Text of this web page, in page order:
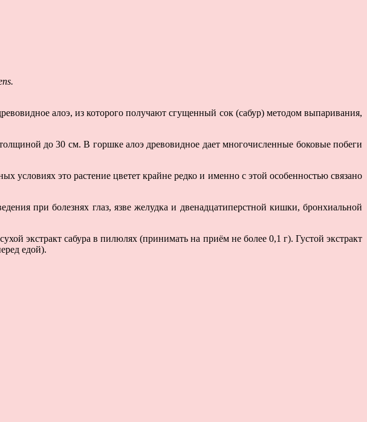
алоэ, из которого получают сгущенный сок (сабур) методом выпаривания,
до 30 см. В горшке алоэ древовидное дает многочисленные боковые побеги
это растение цветет крайне редко и именно с этой особенностью связано
при болезнях глаз, язве желудка и двенадцатиперстной кишки, бронхиальной
экстракт сабура в пилюлях (принимать на приём не более 0,1 г). Густой экстракт
едой).